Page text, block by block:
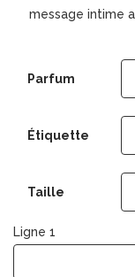
message intime
Parfum
Étiquette
Taille
Ligne 1